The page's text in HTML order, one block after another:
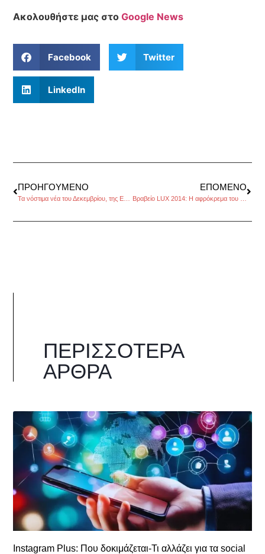
Ακολουθήστε μας στοGoogle News
Facebook Twitter
LinkedIn
ΠΡΟΗΓΟΎΜΕΝΟ ΕΠΌΜΕΝΟ
ΠΕΡΙΣΣΌΤΕΡΑ
ΆΡΘΡΑ
Instagram Plus: Που δοκιμάζεται-Τι αλλάζει για τα social